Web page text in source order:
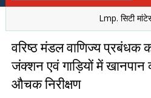
Lmp. सिटी
वरिष्ठ मंडल वाणिज्य प्रबंधक
जंक्शन एवं गाड़ियों में
औचक निरीक्षण